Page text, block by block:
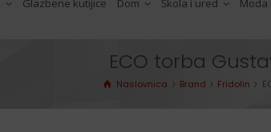
Glazbene kutijice Dom Škola i ured
Pernice
Moda
Preklopna ogledala
Animal collection
ECO torba
Naslovnica Brand Fridolin